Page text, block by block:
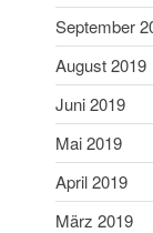
September
August 2019
Juni 2019
Mai 2019
April 2019
März 2019